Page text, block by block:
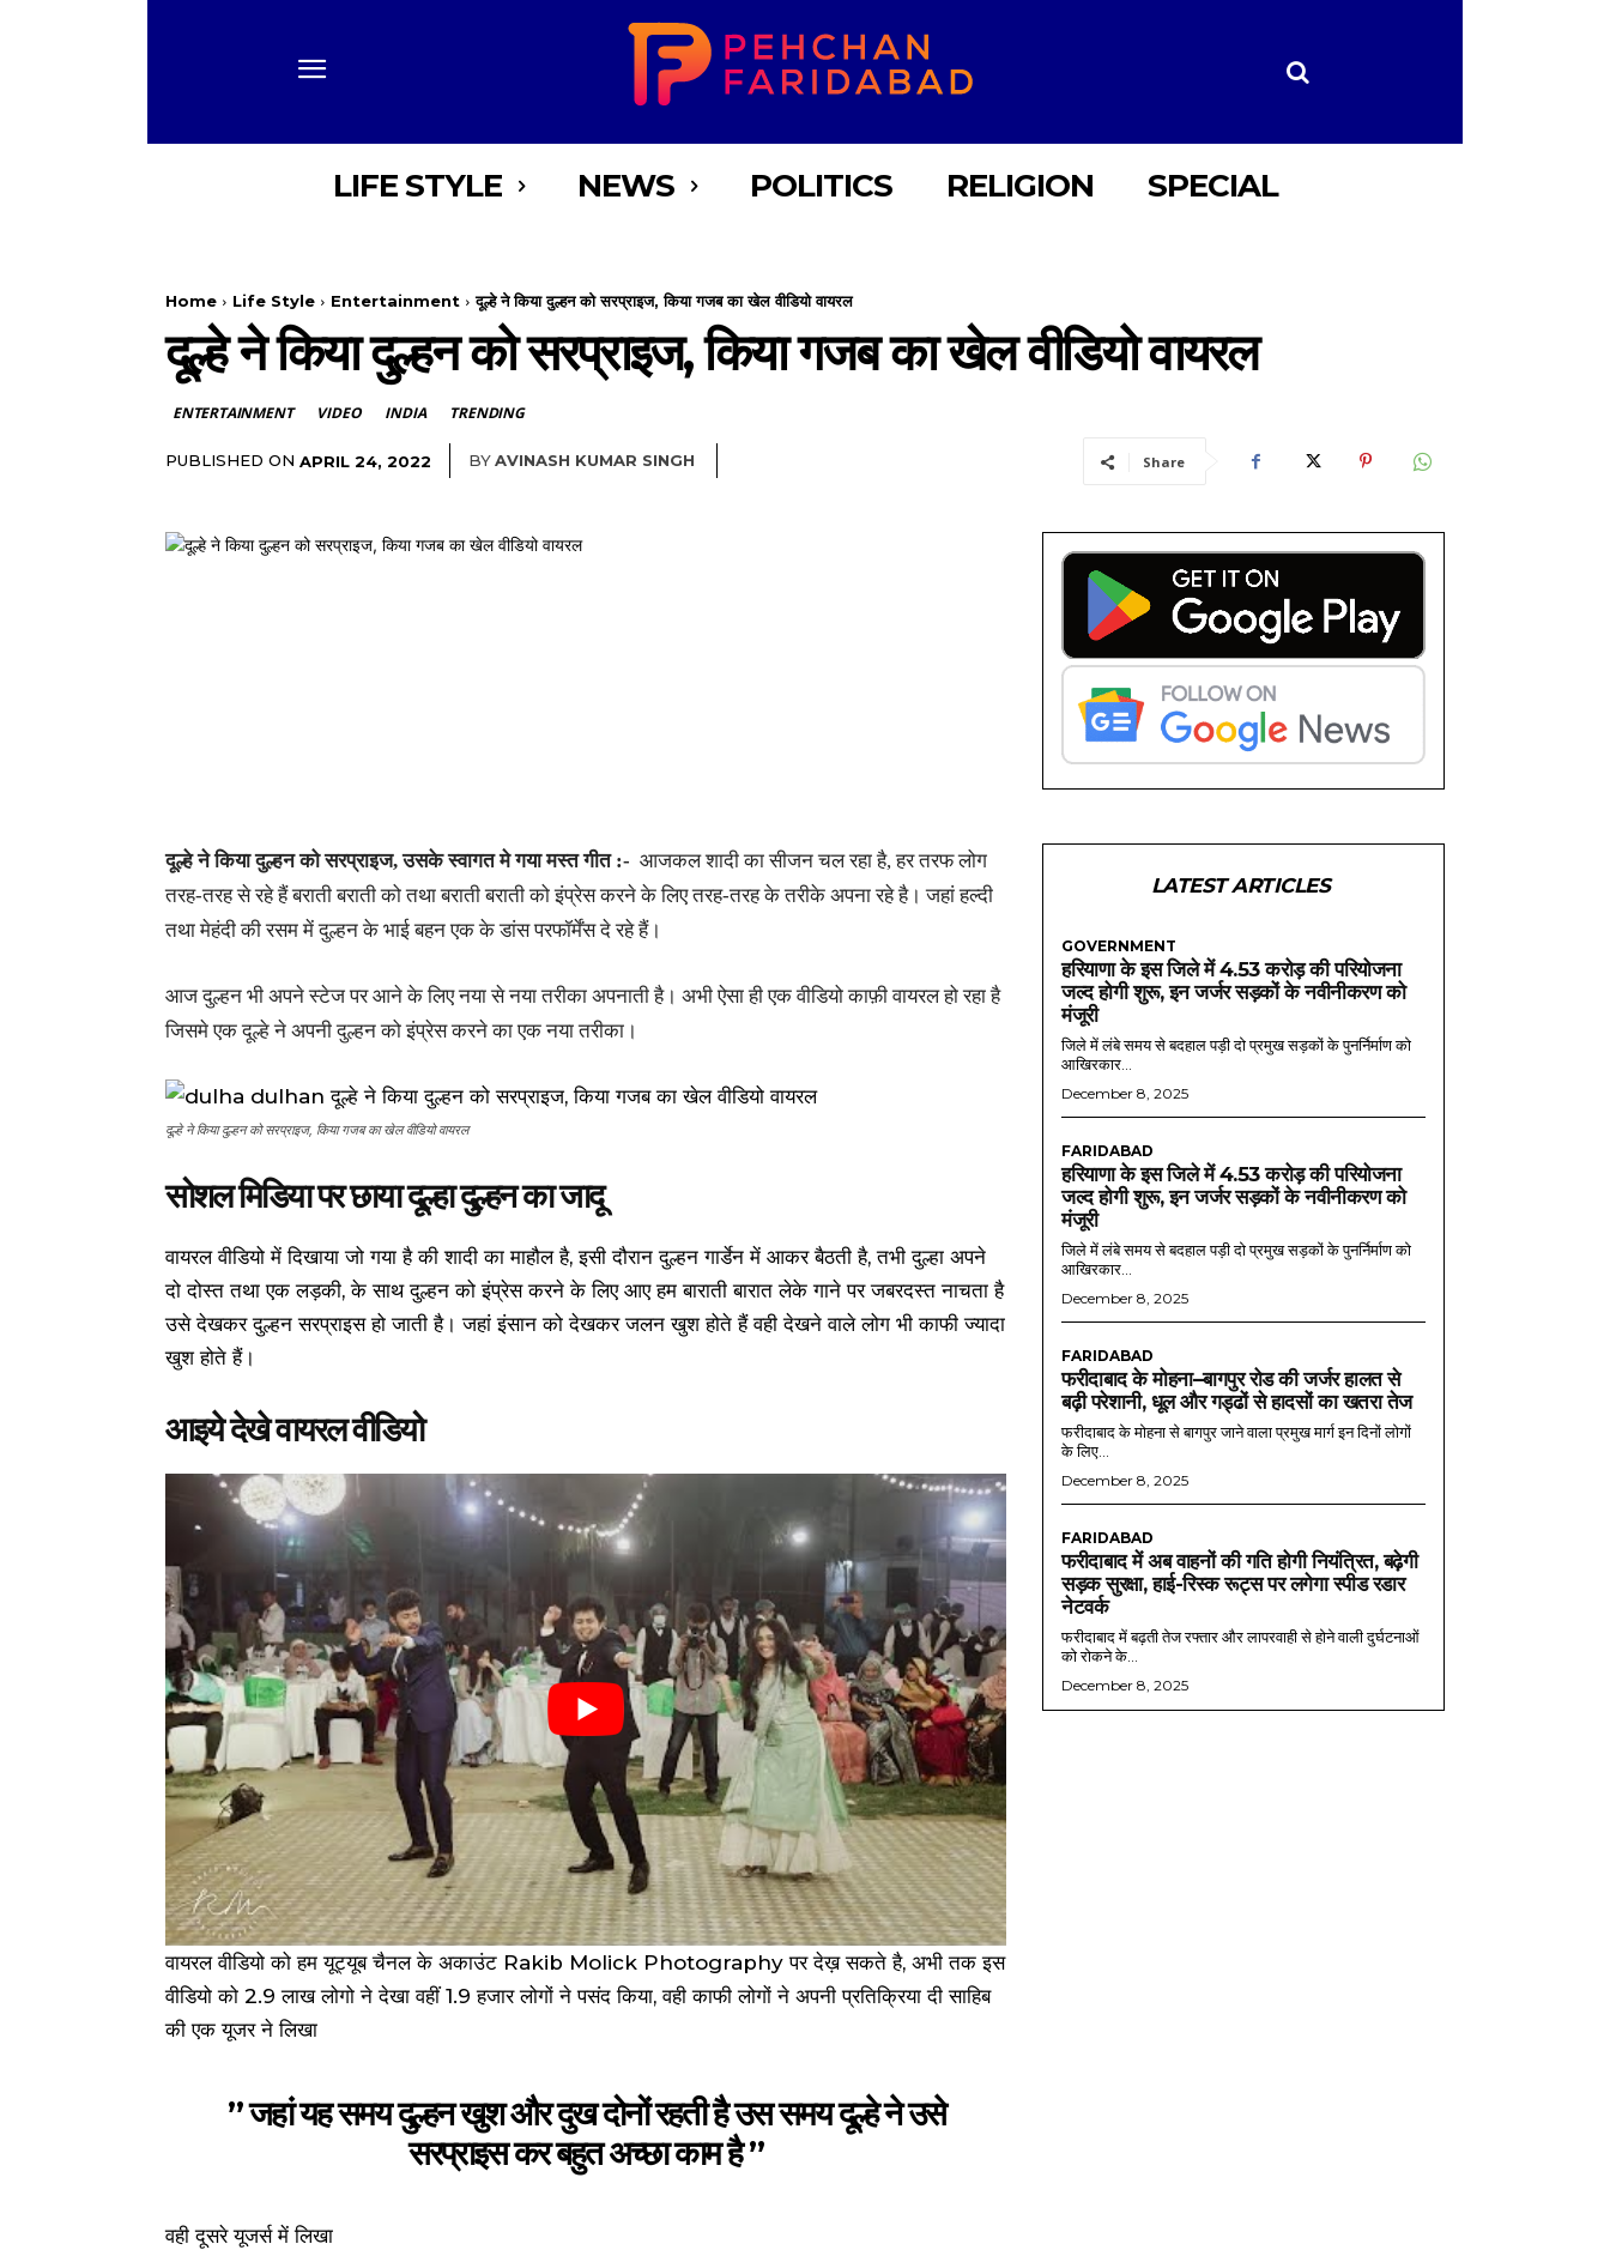
LIFE STYLE NEWS POLITICS RELIGION SPECIAL
Home Life Style Entertainment दूल्हे ने किया दुल्हन को सरप्राइज, किया गजब का खेल वीडियो वायरल
दूल्हे ने किया दुल्हन को सरप्राइज, किया गजब का खेल वीडियो वायरल
ENTERTAINMENT VIDEO INDIA TRENDING
PUBLISHED ON APRIL 24, 2022 BYAVINASH KUMAR SINGH Share
दूल्हे ने किया दुल्हन को सरप्राइज, उसके स्वागत मे गया मस्त गीत :- आजकल शादी का सीजन चल रहा है, हर तरफ लोग
तरह-तरह से रहे हैं बराती बराती को तथा बराती बराती को इंप्रेस करने के लिए तरह-तरह के तरीके अपना रहे है। जहां हल्दी
तथा मेहंदी की रसम में दुल्हन के भाई बहन एक के डांस परफॉर्मेंस दे रहे हैं।
आज दुल्हन भी अपने स्टेज पर आने के लिए नया से नया तरीका अपनाती है। अभी ऐसा ही एक वीडियो काफ़ी वायरल हो रहा है
जिसमे एक दूल्हे ने अपनी दुल्हन को इंप्रेस करने का एक नया तरीका।
दूल्हे ने किया दुल्हन को सरप्राइज, किया गजब का खेल वीडियो वायरल
सोशल मिडिया पर छाया दूल्हा दुल्हन का जादू
वायरल वीडियो में दिखाया जो गया है की शादी का माहौल है, इसी दौरान दुल्हन गार्डेन में आकर बैठती है, तभी दुल्हा अपने
दो दोस्त तथा एक लड़की, के साथ दुल्हन को इंप्रेस करने के लिए आए हम बाराती बारात लेके गाने पर जबरदस्त नाचता है
उसे देखकर दुल्हन सरप्राइस हो जाती है। जहां इंसान को देखकर जलन खुश होते हैं वही देखने वाले लोग भी काफी ज्यादा
खुश होते हैं।
आइये देखे वायरल वीडियो
वायरल वीडियो को हम यूट्यूब चैनल के अकाउंट Rakib Molick Photography पर देख़ सकते है, अभी तक इस
वीडियो को 2.9 लाख लोगो ने देखा वहीं 1.9 हजार लोगों ने पसंद किया, वही काफी लोगों ने अपनी प्रतिक्रिया दी साहिब
की एक यूजर ने लिखा
” जहां यह समय दुल्हन खुश और दुख दोनों रहती है उस समय दूल्हे ने उसे
सरप्राइस कर बहुत अच्छा काम है ”
वही दूसरे यूजर्स में लिखा
LATEST ARTICLES
GOVERNMENT
हरियाणा के इस जिले में 4.53 करोड़ की परियोजना
जल्द होगी शुरू, इन जर्जर सड़कों के नवीनीकरण को
मंजूरी
जिले में लंबे समय से बदहाल पड़ी दो प्रमुख सड़कों के पुनर्निर्माण को
आखिरकार...
December 8, 2025
FARIDABAD
हरियाणा के इस जिले में 4.53 करोड़ की परियोजना
जल्द होगी शुरू, इन जर्जर सड़कों के नवीनीकरण को
मंजूरी
जिले में लंबे समय से बदहाल पड़ी दो प्रमुख सड़कों के पुनर्निर्माण को
आखिरकार...
December 8, 2025
FARIDABAD
फरीदाबाद के मोहना–बागपुर रोड की जर्जर हालत से
बढ़ी परेशानी, धूल और गड्ढों से हादसों का खतरा तेज
फरीदाबाद के मोहना से बागपुर जाने वाला प्रमुख मार्ग इन दिनों लोगों
के लिए...
December 8, 2025
FARIDABAD
फरीदाबाद में अब वाहनों की गति होगी नियंत्रित, बढ़ेगी
सड़क सुरक्षा, हाई-रिस्क रूट्स पर लगेगा स्पीड रडार
नेटवर्क
फरीदाबाद में बढ़ती तेज रफ्तार और लापरवाही से होने वाली दुर्घटनाओं
को रोकने के...
December 8, 2025